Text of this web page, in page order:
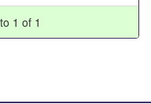
1 of 1